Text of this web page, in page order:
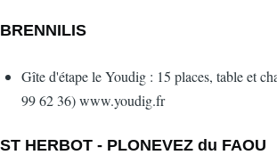
BRENNILIS
Gîte d'étape le Youdig : 15 places, table et
99 62 36) www.youdig.fr
ST HERBOT - PLONEVEZ du FAOU